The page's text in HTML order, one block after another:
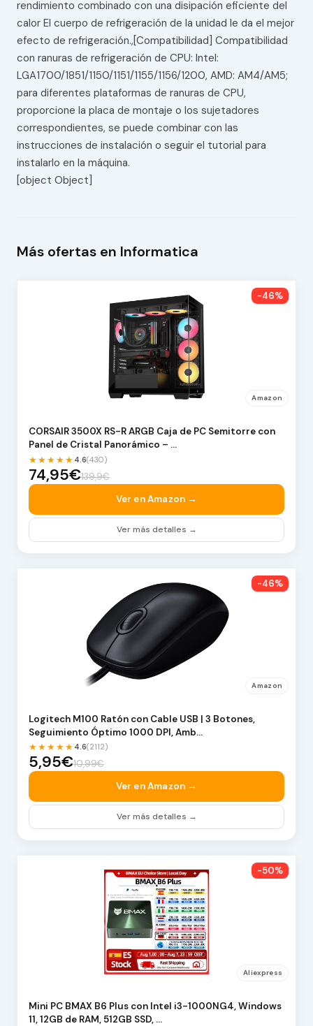
rendimiento combinado con una disipación eficiente del
calor El cuerpo de refrigeración de la unidad le da el mejor
efecto de refrigeración.,[Compatibilidad] Compatibilidad
con ranuras de refrigeración de CPU: Intel:
LGA1700/1851/1150/1151/1155/1156/1200, AMD: AM4/AM5;
para diferentes plataformas de ranuras de CPU,
proporcione la placa de montaje o los sujetadores
correspondientes, se puede combinar con las
instrucciones de instalación o seguir el tutorial para
instalarlo en la máquina.
[object Object]
Más ofertas en Informatica
-46%
Amazon
CORSAIR 3500X RS-R ARGB Caja de PC Semitorre con
Panel de Cristal Panorámico – …
★★★★★ 4.6(430)
74,95€139,9€
Ver en Amazon →
Ver más detalles →
-46%
Amazon
Logitech M100 Ratón con Cable USB | 3 Botones,
Seguimiento Óptimo 1000 DPI, Amb…
★★★★★ 4.6(2112)
5,95€10,99€
Ver en Amazon →
Ver más detalles →
-50%
Aliexpress
Mini PC BMAX B6 Plus con Intel i3-1000NG4, Windows
11, 12GB de RAM, 512GB SSD, …